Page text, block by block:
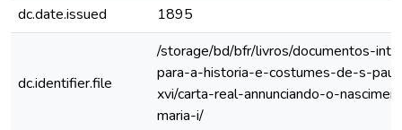
dc.date.issued
1895
dc.identifier.file
/storage/bd/bfr/livros/documentos-
para-a-historia-e-costumes-de-s-
xvi/carta-real-annunciando-o-
maria-i/